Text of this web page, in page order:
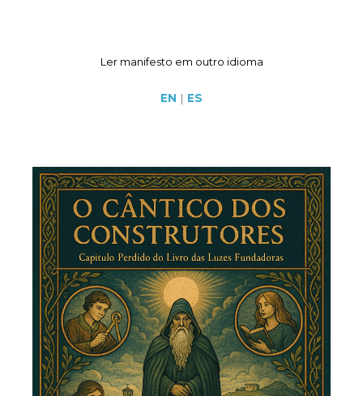
Ler manifesto em outro idioma
EN | ES